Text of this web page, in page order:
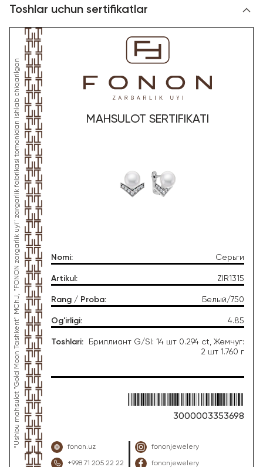
Toshlar uchun sertifikatlar
*Ushbu mahsulot "Gold Moon Tashkent" MChJ, "FONON zargarlik uyi" zargarlik fabrikasi tomonidan ishlab chiqarilgan MAHSULOT SERTIFIKATI
Nomi: Серьги
Artikul : ZIR1315
Rang / Proba: Белый/750
Og'irligi: 4.85
Toshlari:
Бриллиант G/SI: 14 шт 0.294 ct, Жемчуг:
2 шт 1.760 г
3000003353698
fonon.uz
+998 71 205 22 22
fononjewelery
fononjewelery